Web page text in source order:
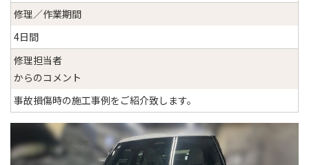
修理／作業期間
4日間
修理担当者
からのコメント
事故損傷時の施工事例をご紹介致します。